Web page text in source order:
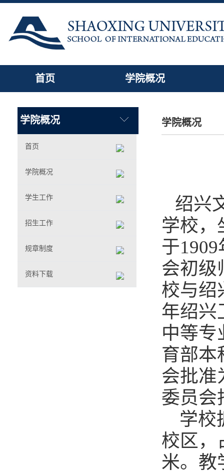
首页 学院概况
学院概况
首页
学院概况
学生工作
招生工作
规章制度
资料下载
学院概况
绍兴
学校，
于
会初级
校与绍
年绍兴
中等专
育部本
会批准
委员会
学校
校区，
米。教